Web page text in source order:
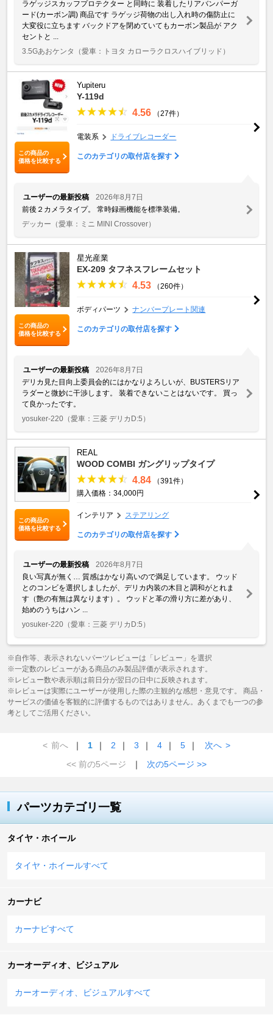
ラゲッジスカッフプロテクター と同時に 装着したリアバンパーガ
ード(カーボン調) 商品です ラゲッジ荷物の出し入れ時の傷防止に
大変役に立ちます バックドアを閉めていてもカーボン製品が アク
セントと ...
3.5Gあおケンタ
（愛車：トヨタ カローラクロスハイブリッド）
この商品の
価格を比較する
Yupiteru
Y-119d
4.56 （27件）
電装系 ドライブレコーダー
このカテゴリの取付店を探す
ユーザーの最新投稿
2026年8月7日
前後２カメラタイプ。 常時録画機能を標準装備。
デッカー （愛車：ミニ MINI Crossover）
この商品の
価格を比較する
星光産業
EX-209 タフネスフレームセット
4.53 （260件）
ボディパーツ ナンバープレート関連
このカテゴリの取付店を探す
ユーザーの最新投稿
2026年8月7日
デリカ見た目向上委員会的にはかなりよろしいが、BUSTERSリア
ラダーと微妙に干渉します。 装着できないことはないです。 買っ
て良かったです。
yosuker-220 （愛車：三菱 デリカD:5）
この商品の
価格を比較する
REAL
WOOD COMBI ガングリップタイプ
4.84
（391件）
購入価格：34,000円
インテリア ステアリング
このカテゴリの取付店を探す
ユーザーの最新投稿
2026年8月7日
良い写真が無く… 質感はかなり高いので満足しています。 ウッド
とのコンビを選択しましたが、デリカ内装の木目と調和がとれま
す（艶の有無は異なります）。 ウッドと革の滑り方に差があり、
始めのうちはハン ...
yosuker-220 （愛車：三菱 デリカD:5）
※自作等、表示されないパーツレビューは「レビュー」を選択
※一定数のレビューがある商品のみ製品評価が表示されます。
※レビュー数や表示順は前日分が翌日の日中に反映されます。
※レビューは実際にユーザーが使用した際の主観的な感想・意見です。 商品・
サービスの価値を客観的に評価するものではありません。あくまでも一つの参
考としてご活用ください。
< 前へ ｜ 1 ｜ 2 ｜ 3 ｜ 4 ｜ 5 ｜ 次へ >
<< 前の5ページ
｜ 次の5ページ >>
パーツカテゴリ一覧
タイヤ・ホイール
タイヤ・ホイールすべて
カーナビ
カーナビすべて
カーオーディオ、ビジュアル
カーオーディオ、ビジュアルすべて